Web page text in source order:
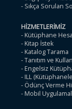
- Sıkça Sorulan
HİZMETLERİMİZ
- Kütüphane
- Kitap İstek
- Katalog Tarama
- Tanıtım ve
- Engelsiz
- ILL
- Ödünç Verme
- Mobil